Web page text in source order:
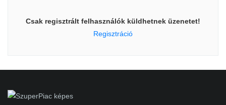
Csak regisztrált felhasználók küldhetnek üzenetet!
Regisztráció